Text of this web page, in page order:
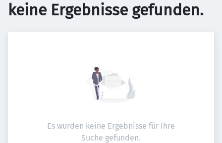
keine Ergebnisse gefunden.
Es wurden keine Ergebnisse für Ihre
Suche gefunden.